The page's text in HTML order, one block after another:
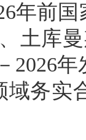
年前
土库
2026
域务实